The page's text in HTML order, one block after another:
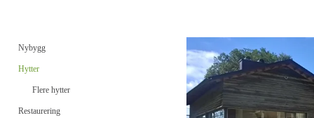
Nybygg
Hytter
Flere hytter
Restaurering